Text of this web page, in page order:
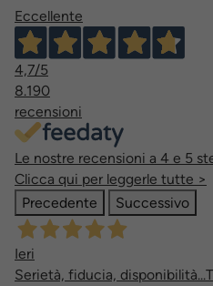
Eccellente
4,7/5
8.190
recensioni
Le nostre recensioni a 4 e 5
Clicca qui per leggerle tutte >
Precedente
Successivo
Ieri
Serietà, fiducia,